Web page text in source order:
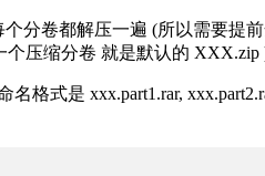
分卷都解压一遍 (所以需要提
个压缩分卷 就是默认的 XXX.zip
式是 xxx.part1.rar,